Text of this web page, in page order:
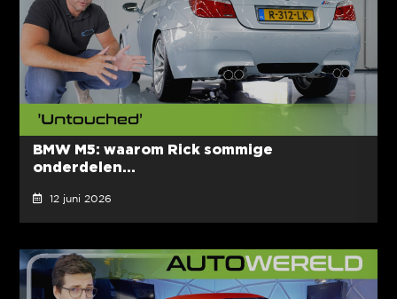
BMW M5: waarom Rick sommige
onderdelen...
12 juni 2026